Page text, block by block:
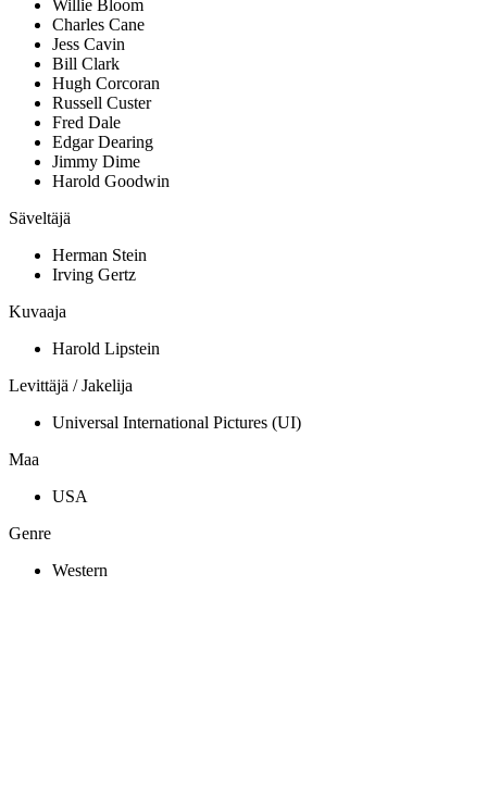
Willie Bloom
Charles Cane
Jess Cavin
Bill Clark
Hugh Corcoran
Russell Custer
Fred Dale
Edgar Dearing
Jimmy Dime
Harold Goodwin
Säveltäjä
Herman Stein
Irving Gertz
Kuvaaja
Harold Lipstein
Levittäjä / Jakelija
Universal International Pictures (UI)
Maa
USA
Genre
Western